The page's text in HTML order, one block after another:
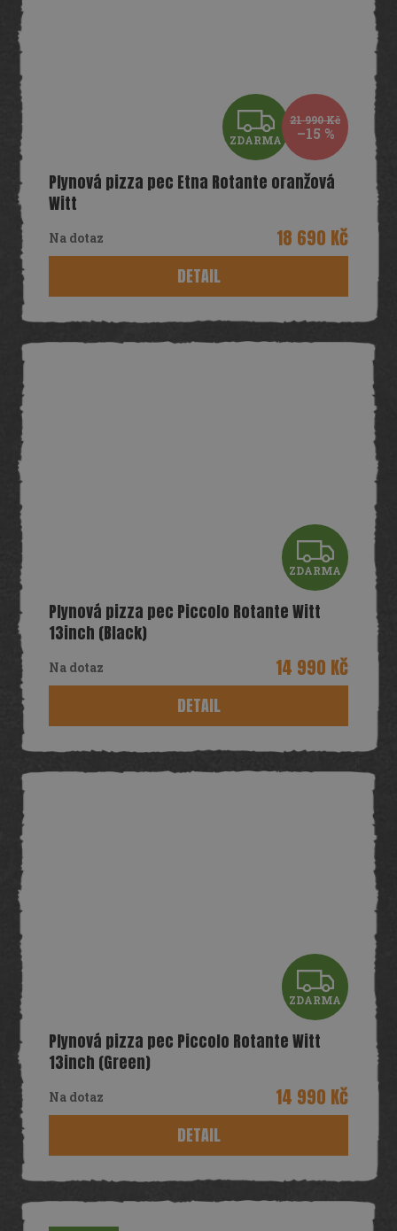
Z
D
A
R
A
ZDARMA
21 990 Kč
–15 %
Plynová pizza pec Etna Rotante oranžová
Witt
Na dotaz 18 690 Kč
DETAIL
Z
D
R
A
ZDARMA
Plynová pizza pec Piccolo Rotante Witt
13inch (Black)
Na dotaz 14 990 Kč
DETAIL
Z
D
R
A
ZDARMA
Plynová pizza pec Piccolo Rotante Witt
13inch (Green)
Na dotaz 14 990 Kč
DETAIL